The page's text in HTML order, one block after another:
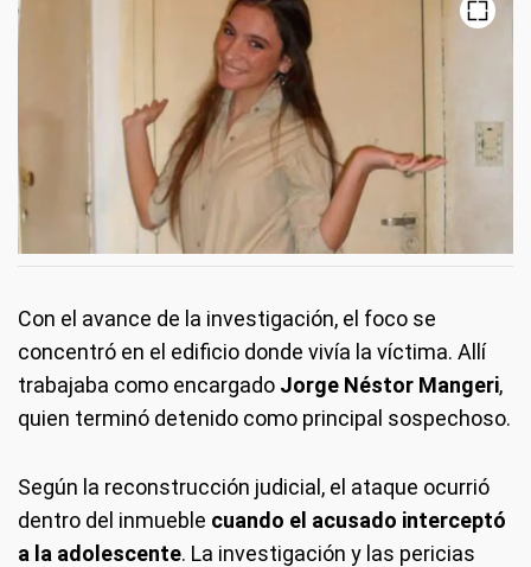
Con el avance de la investigación, el foco se
concentró en el edificio donde vivía la víctima. Allí
trabajaba como encargado Jorge Néstor Mangeri,
quien terminó detenido como principal sospechoso.
Según la reconstrucción judicial, el ataque ocurrió
dentro del inmueble cuando el acusado interceptó
a la adolescente. La investigación y las pericias